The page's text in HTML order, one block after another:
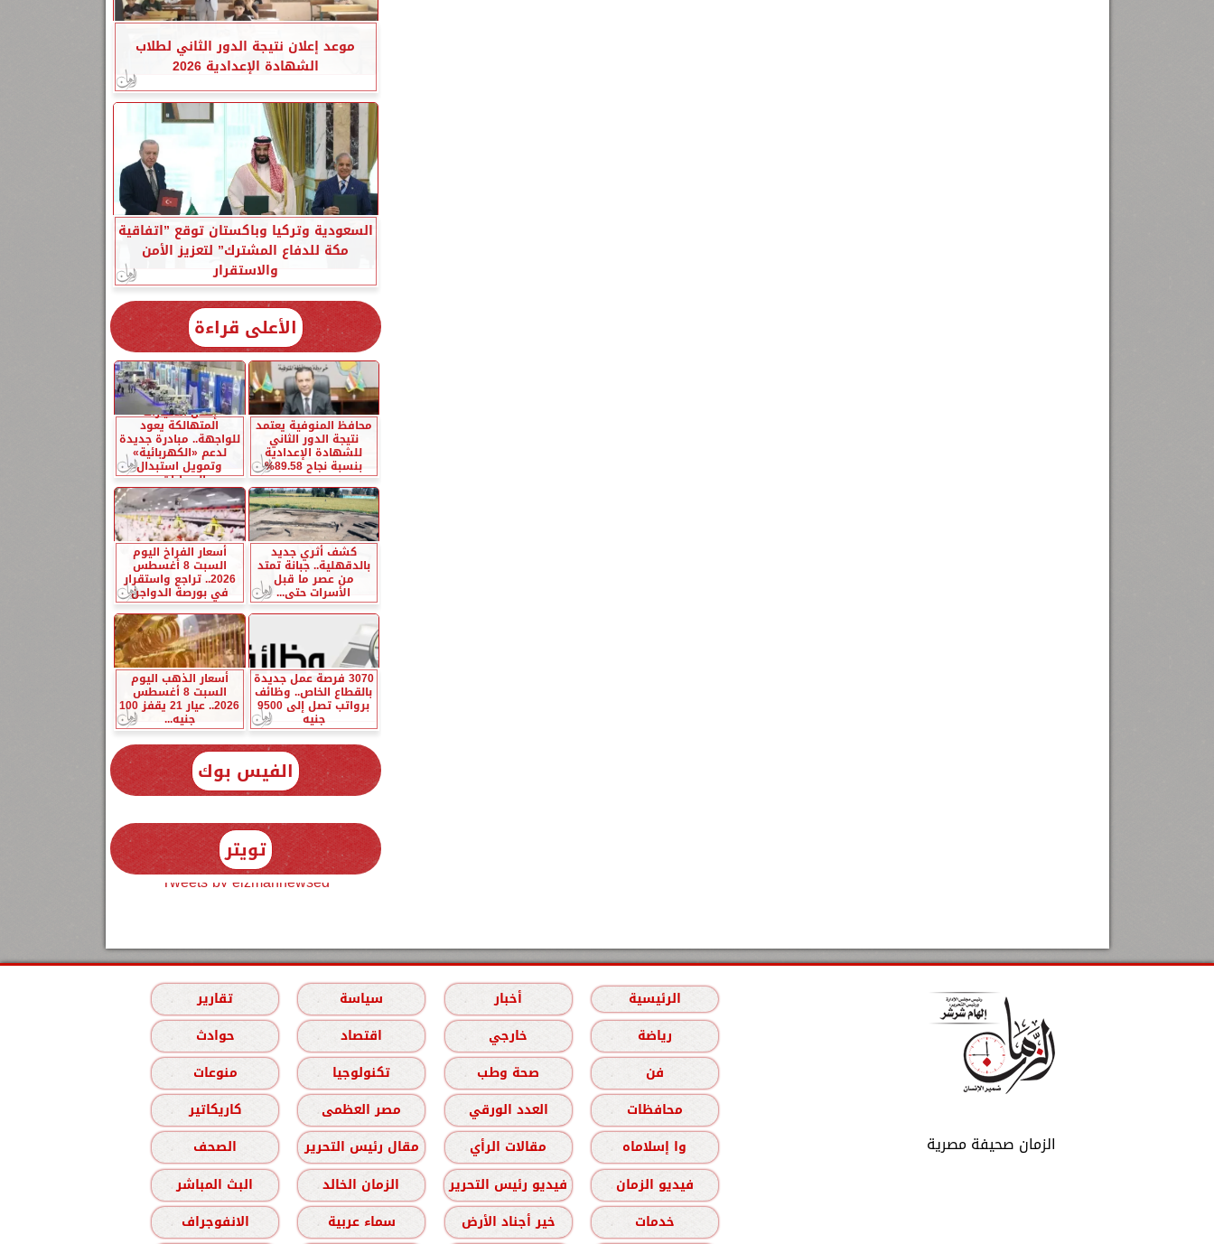
موعد إعلان نتيجة الدور الثاني لطلاب
الشهادة الإعدادية 2026
السعودية وتركيا وباكستان توقع ”اتفاقية
مكة للدفاع المشترك” لتعزيز الأمن
والاستقرار
الأعلى قراءة
محافظ المنوفية يعتمد
نتيجة الدور الثاني
للشهادة الإعدادية
بنسبة نجاح 89.58%
إحلال السيارات
المتهالكة يعود
للواجهة.. مبادرة جديدة
لدعم «الكهربائية»
وتمويل استبدال
السيارات...
كشف أثري جديد
بالدقهلية.. جبانة تمتد
من عصر ما قبل
الأسرات حتى...
أسعار الفراخ اليوم
السبت 8 أغسطس
2026.. تراجع واستقرار
في بورصة الدواجن
3070 فرصة عمل جديدة
بالقطاع الخاص.. وظائف
برواتب تصل إلى 9500
جنيه
أسعار الذهب اليوم
السبت 8 أغسطس
2026.. عيار 21 يقفز 100
جنيه...
الفيس بوك
تويتر
Tweets by elzmannewseg
الزمان صحيفة مصرية
الرئيسية أخبار سياسة
تقارير
رياضة
خارجي اقتصاد
حوادث
فن
صحة وطب تكنولوجيا
منوعات
محافظات
العدد الورقي مصر العظمى
كاريكاتير
وا إسلاماه
مقالات الرأي مقال رئيس التحرير
الصحف
فيديو الزمان
فيديو رئيس التحرير الزمان الخالد
البث المباشر
خدمات
خير أجناد الأرض سماء عربية الانفوجراف